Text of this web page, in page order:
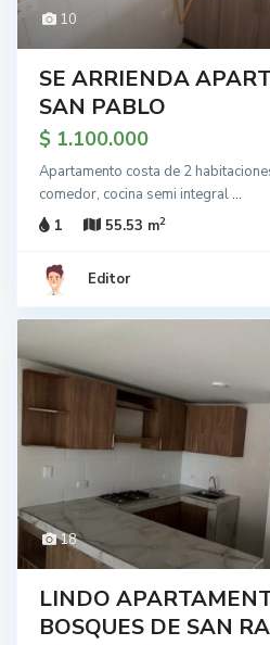
10
SE ARRIENDA
SAN PABLO
$ 1.100.000
Apartamento costa de 2
comedor, cocina semi integral...
1
55.53 m2
Editor
18
LINDO
BOSQUES DE SAN